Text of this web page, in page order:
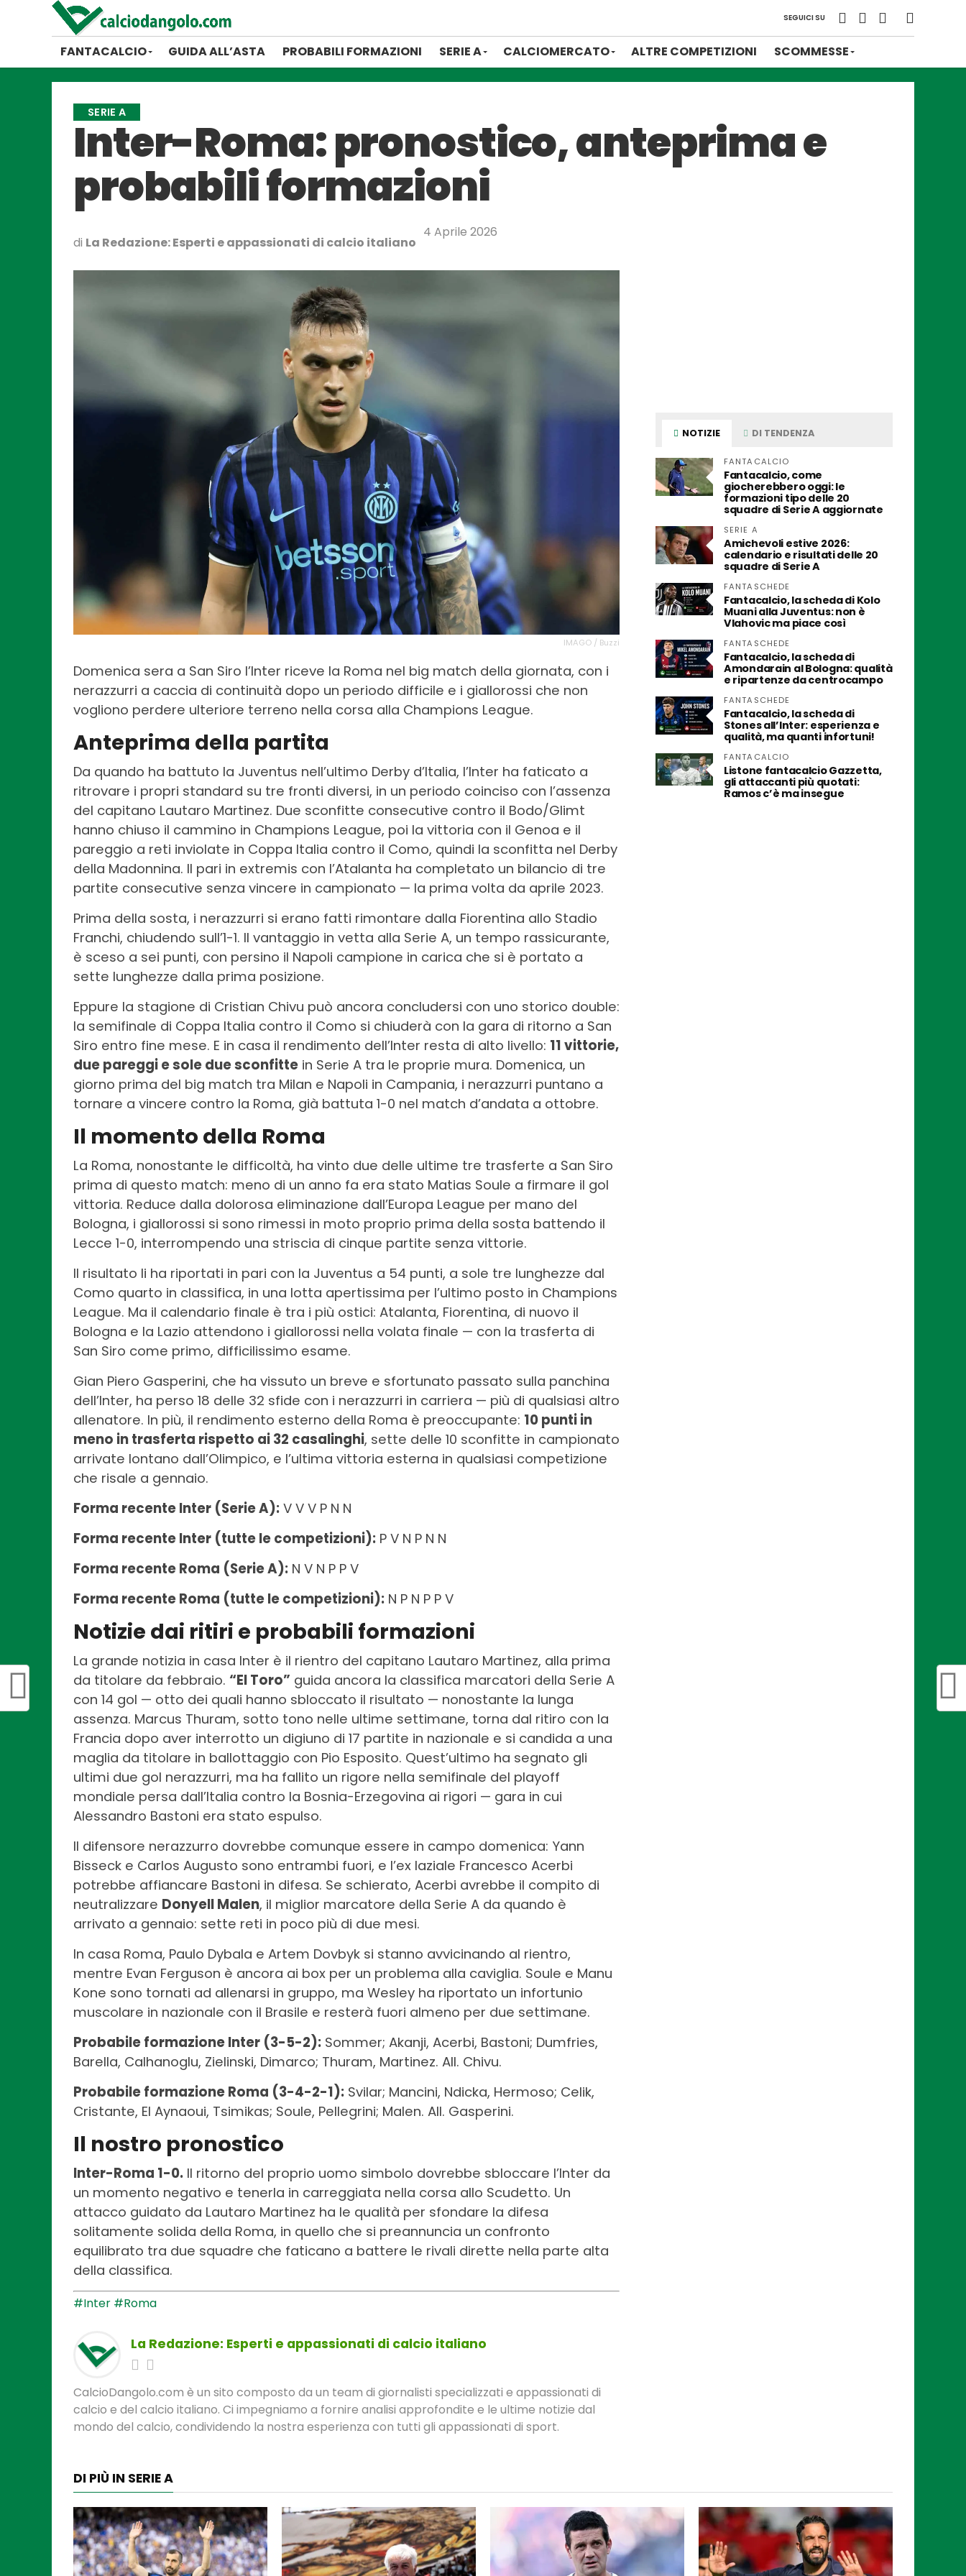
SEGUICI SU
FANTACALCIO GUIDA ALL’ASTA PROBABILI FORMAZIONI SERIE A CALCIOMERCATO ALTRE COMPETIZIONI SCOMMESSE
SERIE A
Inter-Roma: pronostico, anteprima e
probabili formazioni
di La Redazione: Esperti e appassionati di calcio italiano
4 Aprile 2026
IMAGO / Buzzi
Domenica sera a San Siro l’Inter riceve la Roma nel big match della giornata, con i
nerazzurri a caccia di continuità dopo un periodo difficile e i giallorossi che non
vogliono perdere ulteriore terreno nella corsa alla Champions League.
Anteprima della partita
Da quando ha battuto la Juventus nell’ultimo Derby d’Italia, l’Inter ha faticato a
ritrovare i propri standard su tre fronti diversi, in un periodo coinciso con l’assenza
del capitano Lautaro Martinez. Due sconfitte consecutive contro il Bodo/Glimt
hanno chiuso il cammino in Champions League, poi la vittoria con il Genoa e il
pareggio a reti inviolate in Coppa Italia contro il Como, quindi la sconfitta nel Derby
della Madonnina. Il pari in extremis con l’Atalanta ha completato un bilancio di tre
partite consecutive senza vincere in campionato — la prima volta da aprile 2023.
Prima della sosta, i nerazzurri si erano fatti rimontare dalla Fiorentina allo Stadio
Franchi, chiudendo sull’1-1. Il vantaggio in vetta alla Serie A, un tempo rassicurante,
è sceso a sei punti, con persino il Napoli campione in carica che si è portato a
sette lunghezze dalla prima posizione.
Eppure la stagione di Cristian Chivu può ancora concludersi con uno storico double:
la semifinale di Coppa Italia contro il Como si chiuderà con la gara di ritorno a San
Siro entro fine mese. E in casa il rendimento dell’Inter resta di alto livello: 11 vittorie,
due pareggi e sole due sconfitte in Serie A tra le proprie mura. Domenica, un
giorno prima del big match tra Milan e Napoli in Campania, i nerazzurri puntano a
tornare a vincere contro la Roma, già battuta 1-0 nel match d’andata a ottobre.
Il momento della Roma
La Roma, nonostante le difficoltà, ha vinto due delle ultime tre trasferte a San Siro
prima di questo match: meno di un anno fa era stato Matias Soule a firmare il gol
vittoria. Reduce dalla dolorosa eliminazione dall’Europa League per mano del
Bologna, i giallorossi si sono rimessi in moto proprio prima della sosta battendo il
Lecce 1-0, interrompendo una striscia di cinque partite senza vittorie.
Il risultato li ha riportati in pari con la Juventus a 54 punti, a sole tre lunghezze dal
Como quarto in classifica, in una lotta apertissima per l’ultimo posto in Champions
League. Ma il calendario finale è tra i più ostici: Atalanta, Fiorentina, di nuovo il
Bologna e la Lazio attendono i giallorossi nella volata finale — con la trasferta di
San Siro come primo, difficilissimo esame.
Gian Piero Gasperini, che ha vissuto un breve e sfortunato passato sulla panchina
dell’Inter, ha perso 18 delle 32 sfide con i nerazzurri in carriera — più di qualsiasi altro
allenatore. In più, il rendimento esterno della Roma è preoccupante: 10 punti in
meno in trasferta rispetto ai 32 casalinghi, sette delle 10 sconfitte in campionato
arrivate lontano dall’Olimpico, e l’ultima vittoria esterna in qualsiasi competizione
che risale a gennaio.
Forma recente Inter (Serie A): V V V P N N
Forma recente Inter (tutte le competizioni): P V N P N N
Forma recente Roma (Serie A): N V N P P V
Forma recente Roma (tutte le competizioni): N P N P P V
Notizie dai ritiri e probabili formazioni
La grande notizia in casa Inter è il rientro del capitano Lautaro Martinez, alla prima
da titolare da febbraio. “El Toro” guida ancora la classifica marcatori della Serie A
con 14 gol — otto dei quali hanno sbloccato il risultato — nonostante la lunga
assenza. Marcus Thuram, sotto tono nelle ultime settimane, torna dal ritiro con la
Francia dopo aver interrotto un digiuno di 17 partite in nazionale e si candida a una
maglia da titolare in ballottaggio con Pio Esposito. Quest’ultimo ha segnato gli
ultimi due gol nerazzurri, ma ha fallito un rigore nella semifinale del playoff
mondiale persa dall’Italia contro la Bosnia-Erzegovina ai rigori — gara in cui
Alessandro Bastoni era stato espulso.
Il difensore nerazzurro dovrebbe comunque essere in campo domenica: Yann
Bisseck e Carlos Augusto sono entrambi fuori, e l’ex laziale Francesco Acerbi
potrebbe affiancare Bastoni in difesa. Se schierato, Acerbi avrebbe il compito di
neutralizzare Donyell Malen, il miglior marcatore della Serie A da quando è
arrivato a gennaio: sette reti in poco più di due mesi.
In casa Roma, Paulo Dybala e Artem Dovbyk si stanno avvicinando al rientro,
mentre Evan Ferguson è ancora ai box per un problema alla caviglia. Soule e Manu
Kone sono tornati ad allenarsi in gruppo, ma Wesley ha riportato un infortunio
muscolare in nazionale con il Brasile e resterà fuori almeno per due settimane.
Probabile formazione Inter (3-5-2): Sommer; Akanji, Acerbi, Bastoni; Dumfries,
Barella, Calhanoglu, Zielinski, Dimarco; Thuram, Martinez. All. Chivu.
Probabile formazione Roma (3-4-2-1): Svilar; Mancini, Ndicka, Hermoso; Celik,
Cristante, El Aynaoui, Tsimikas; Soule, Pellegrini; Malen. All. Gasperini.
Il nostro pronostico
Inter-Roma 1-0. Il ritorno del proprio uomo simbolo dovrebbe sbloccare l’Inter da
un momento negativo e tenerla in carreggiata nella corsa allo Scudetto. Un
attacco guidato da Lautaro Martinez ha le qualità per sfondare la difesa
solitamente solida della Roma, in quello che si preannuncia un confronto
equilibrato tra due squadre che faticano a battere le rivali dirette nella parte alta
della classifica.
#Inter #Roma
La Redazione: Esperti e appassionati di calcio italiano
CalcioDangolo.com è un sito composto da un team di giornalisti specializzati e appassionati di
calcio e del calcio italiano. Ci impegniamo a fornire analisi approfondite e le ultime notizie dal
mondo del calcio, condividendo la nostra esperienza con tutti gli appassionati di sport.
NOTIZIE DI TENDENZA
FANTACALCIO
Fantacalcio, come
giocherebbero oggi: le
formazioni tipo delle 20
squadre di Serie A aggiornate
SERIE A
Amichevoli estive 2026:
calendario e risultati delle 20
squadre di Serie A
FANTASCHEDE
Fantacalcio, la scheda di Kolo
Muani alla Juventus: non è
Vlahovic ma piace così
FANTASCHEDE
Fantacalcio, la scheda di
Amondarain al Bologna: qualità
e ripartenze da centrocampo
FANTASCHEDE
Fantacalcio, la scheda di
Stones all’Inter: esperienza e
qualità, ma quanti infortuni!
FANTACALCIO
Listone fantacalcio Gazzetta,
gli attaccanti più quotati:
Ramos c’è ma insegue
DI PIÙ IN SERIE A